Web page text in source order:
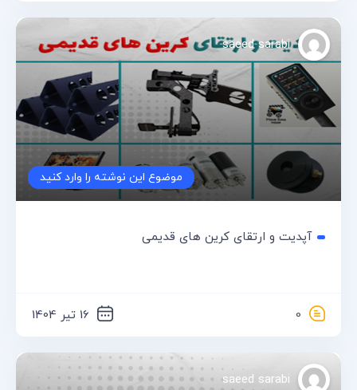
موضوع این نوشته را وارد کنید
saeed sarabi
آپدیت و ارتقای کرین های قدیمی
0 16 تیر 1404
saeed sarabi